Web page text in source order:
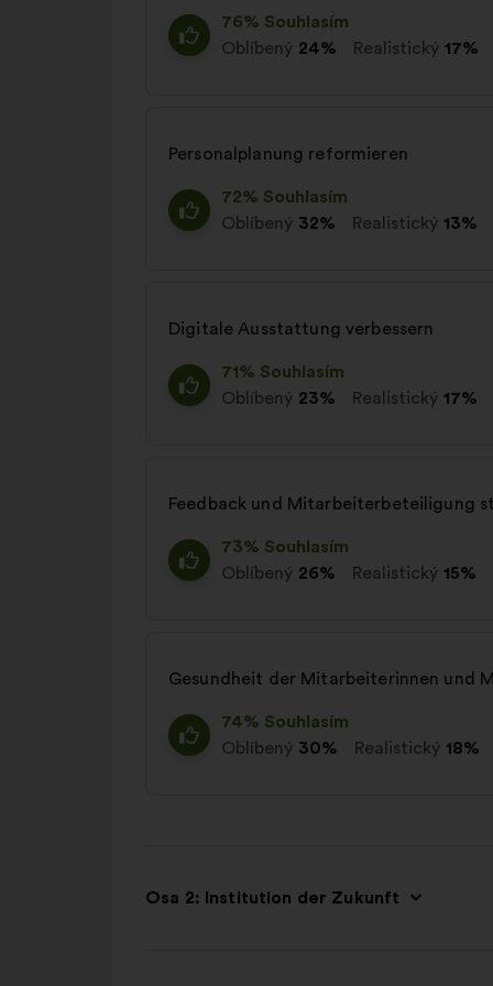
76% Souhlasím
Oblíbený 24% Realistický 17%
Personalplanung reformieren
72% Souhlasím
Oblíbený 32% Realistický 13%
Digitale Ausstattung verbessern
71% Souhlasím
Oblíbený 23% Realistický 17%
Feedback und Mitarbeiterbeteiligung
73% Souhlasím
Oblíbený 26% Realistický 15%
Gesundheit der Mitarbeiterinnen und
74% Souhlasím
Oblíbený 30% Realistický 18%
Osa 2: Institution der Zukunft